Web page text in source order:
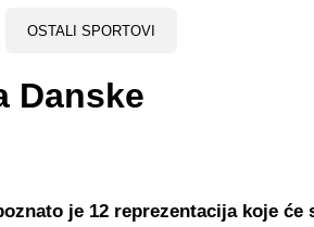
OSTALI SPORTOVI
Danske
je 12 reprezentacija koje će